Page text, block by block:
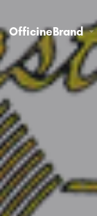
OfficineBrand